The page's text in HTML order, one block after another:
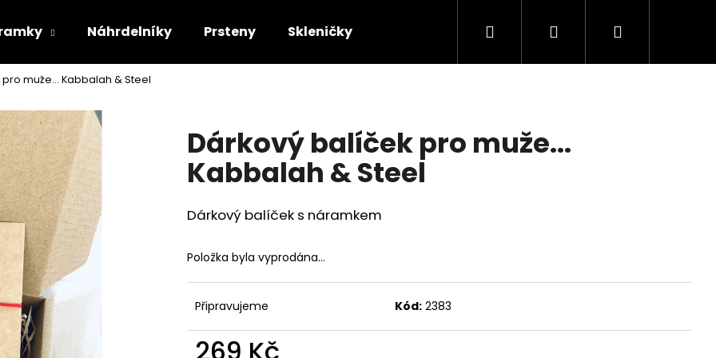
Náhrdelníky Prsteny Skleničky Minerální kameny Dárkové balíčky
Hledat PřihlášeníNákupní
muže... Kabbalah & Steel
Dárkový balíček pro muže...
Kabbalah & Steel
Dárkový balíček s náramkem
Položka byla vyprodána…
Připravujeme Kód: 2383
Co potřebujete najít?
HLEDAT
Doporučujeme